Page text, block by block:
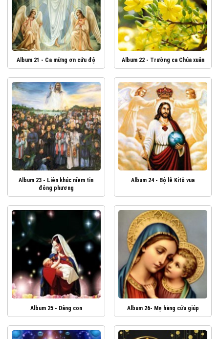
Album 21 - Ca mừng ơn cứu độ Album 22 - Trường ca Chúa xuân
Album 23 - Liên khúc niềm tin
đông phương
Album 24 - Bộ lễ Kitô vua
Album 25 - Dâng con Album 26- Mẹ hằng cứu giúp